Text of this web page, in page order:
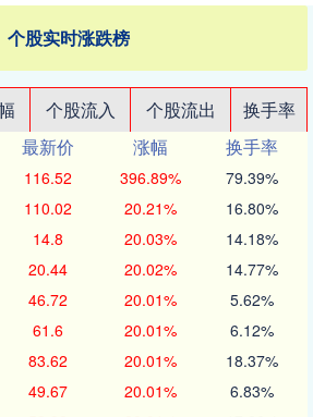
个股实时涨跌榜
个股流入 个股流出
换手率
最新价 涨幅
换手率
116.52 396.89% 79.39%
110.02 20.21% 16.80%
14.8 20.03% 14.18%
20.44 20.02% 14.77%
46.72 20.01% 5.62%
61.6 20.01% 6.12%
83.62 20.01% 18.37%
49.67 20.01% 6.83%